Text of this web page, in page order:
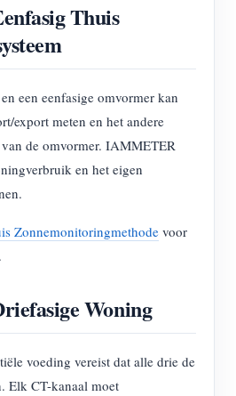
Thuis
een eenfasige omvormer kan
export meten en het andere
de omvormer. IAMMETER
en het eigen
Zonnemonitoringmethode voor
Woning
voeding vereist dat alle drie de
Elk CT-kanaal moet